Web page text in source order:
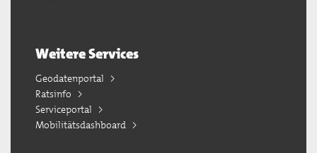
Weitere Services
Geodatenportal
Ratsinfo
Serviceportal
Mobilitätsdashboard